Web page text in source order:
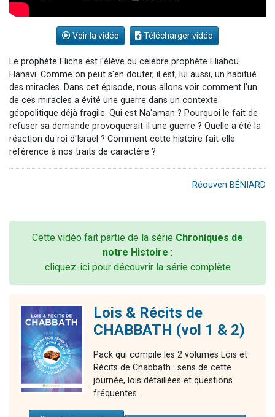
Voir la vidéo Télécharger vidéo
Le prophète Elicha est l'élève du célèbre prophète Eliahou
Hanavi. Comme on peut s'en douter, il est, lui aussi, un habitué
des miracles. Dans cet épisode, nous allons voir comment l'un
de ces miracles a évité une guerre dans un contexte
géopolitique déjà fragile. Qui est Na'aman ? Pourquoi le fait de
refuser sa demande provoquerait-il une guerre ? Quelle a été la
réaction du roi d'Israël ? Comment cette histoire fait-elle
référence à nos traits de caractère ?
Réouven BÉNIARD
Cette vidéo fait partie de la série Chroniques de
notre Histoire :
cliquez-ici pour découvrir la série complète
Lois & Récits de
CHABBATH (vol 1 & 2)
Pack qui compile les 2 volumes Lois et
Récits de Chabbath : sens de cette
journée, lois détaillées et questions
fréquentes.